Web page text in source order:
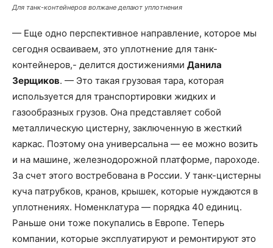
Для танк-контейнеров волжане делают уплотнения
— Еще одно перспективное направление, которое мы
сегодня осваиваем, это уплотнение для танк-
контейнеров,- делится достижениями Данила
Зерщиков. — Это такая грузовая тара, которая
используется для транспортировки жидких и
газообразных грузов. Она представляет собой
металлическую цистерну, заключенную в жесткий
каркас. Поэтому она универсальна — ее можно возить
и на машине, железнодорожной платформе, пароходе.
За счет этого востребована в России. У танк-цистерны
куча патрубков, кранов, крышек, которые нуждаются в
уплотнениях. Номенклатура — порядка 40 единиц.
Раньше они тоже покупались в Европе. Теперь
компании, которые эксплуатируют и ремонтируют это